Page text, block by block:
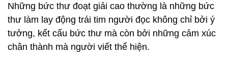
Những bức thư đoạt giải cao thường là những bức
thư làm lay động trái tim người đọc không chỉ bởi ý
tưởng, kết cấu bức thư mà còn bởi những cảm xúc
chân thành mà người viết thể hiện.